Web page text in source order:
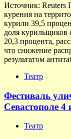
Источник: Reuters
курения на
курили 39,5
доля курильщиков
20,3 процента,
что снижение
результатом
Театр
Фестиваль
Севастополе
Театр